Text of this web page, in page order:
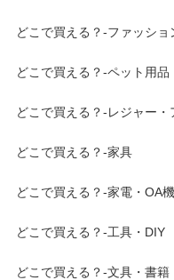
どこで買える？-ファッショ
どこで買える？-ペット用品
どこで買える？-レジャー・
どこで買える？-家具
どこで買える？-家電・OA
どこで買える？-工具・DIY
どこで買える？-文具・書籍